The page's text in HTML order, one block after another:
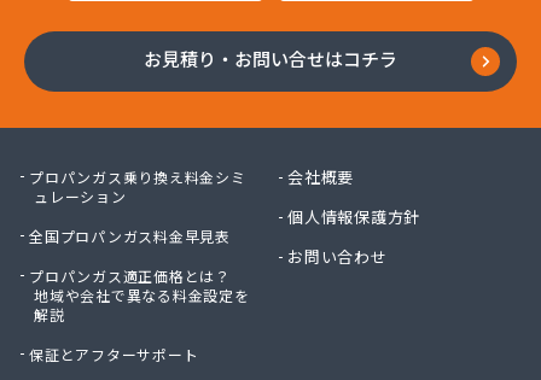
東石油有限会社
日石ガス株式会社長野営業所
NX商事株式会社 長野支店 長野LPガス販売所
冨士クラスタ株式会社 佐久平営業所
冨士クラスタ株式会社 松本営業所
冨士クラスタ株式会社 長野支店
望月ガス株式会社
北信ガス株式会社 上田営業所
お見積り・お問い合せはコチラ
プロパンガス乗り換え料金シミ
ュレーション
全国プロパンガス料金早見表
プロパンガス適正価格とは？
地域や会社で異なる料金設定を
解説
保証とアフターサポート
会社概要
個人情報保護方針
お問い合わせ